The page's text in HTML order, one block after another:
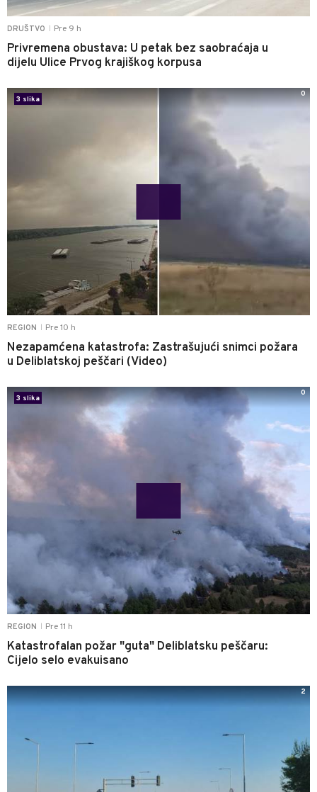
DRUŠTVO Pre 9 h
Privremena obustava: U petak bez saobraćaja u
dijelu Ulice Prvog krajiškog korpusa
REGION Pre 10 h
Nezapamćena katastrofa: Zastrašujući snimci požara
u Deliblatskoj peščari (Video)
3 slika
0
REGION Pre 11 h
Katastrofalan požar "guta" Deliblatsku peščaru:
Cijelo selo evakuisano
3 slika
0
2